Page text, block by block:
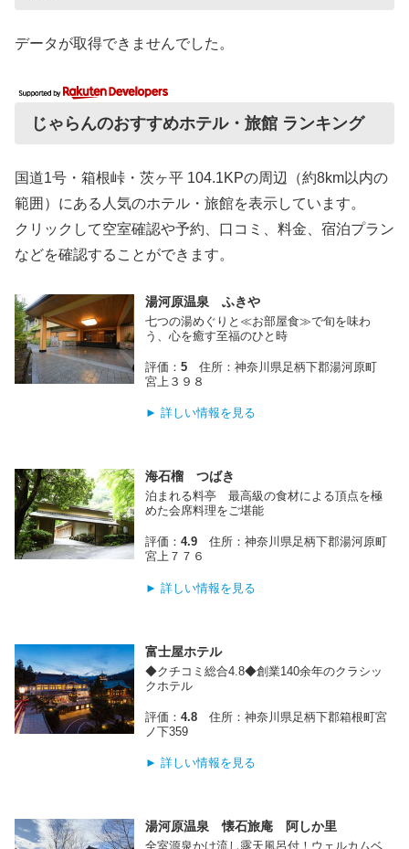
データが取得できませんでした。
じゃらんのおすすめホテル・旅館 ランキング
国道1号・箱根峠・茨ヶ平 104.1KPの周辺（約8km以内の
範囲）にある人気のホテル・旅館を表示しています。
クリックして空室確認や予約、口コミ、料金、宿泊プラン
などを確認することができます。
湯河原温泉 ふきや
七つの湯めぐりと≪お部屋食≫で旬を味わ
う、心を癒す至福のひと時
評価：5 住所：神奈川県足柄下郡湯河原町
宮上３９８
► 詳しい情報を見る
海石榴 つばき
泊まれる料亭 最高級の食材による頂点を極
めた会席料理をご堪能
評価：4.9 住所：神奈川県足柄下郡湯河原町
宮上７７６
► 詳しい情報を見る
富士屋ホテル
◆クチコミ総合4.8◆創業140余年のクラシッ
クホテル
評価：4.8 住所：神奈川県足柄下郡箱根町宮
ノ下359
► 詳しい情報を見る
湯河原温泉 懐石旅庵 阿しか里
全室源泉かけ流し露天風呂付！ウェルカムベ